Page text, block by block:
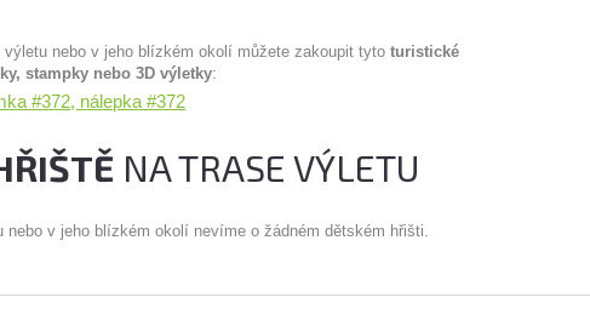
výletu nebo v jeho blízkém okolí můžete zakoupit tytoturistické
stampky nebo 3D výletky:
#372, nálepka #372
NA TRASE VÝLETU
nebo v jeho blízkém okolí nevíme o žádném dětském hřišti.